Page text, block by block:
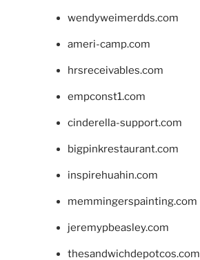
wendyweimerdds.com
ameri-camp.com
hrsreceivables.com
empconst1.com
cinderella-support.com
bigpinkrestaurant.com
inspirehuahin.com
memmingerspainting.com
jeremypbeasley.com
thesandwichdepotcos.com